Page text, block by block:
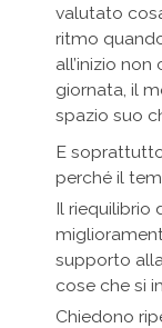
valutato
ritmo
all’inizio
giornata, il
spazio suo
E
perché il
Il riequilibrio
supporto
cose che si
Chiedono